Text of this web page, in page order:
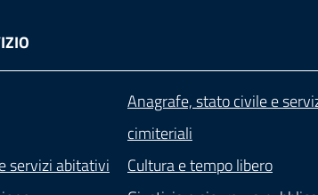
Anagrafe, stato civile e
cimiteriali
servizi abitativi
Cultura e tempo libero